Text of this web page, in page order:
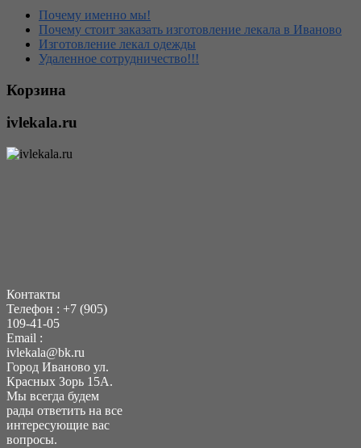
Почему именно мы!
Почему стоит заказать изготовление лекала в Иваново
Изготовление лекал одежды
Удаленное сотрудничество!!!
Корзина
ivlekala.ru
Контакты
Телефон : +7 (905)
109-41-05
Еmail :
ivlekala@bk.ru
Город Иваново ул.
Красных Зорь 15А.
Мы всегда будем
рады ответить на все
интересующие вас
вопросы.